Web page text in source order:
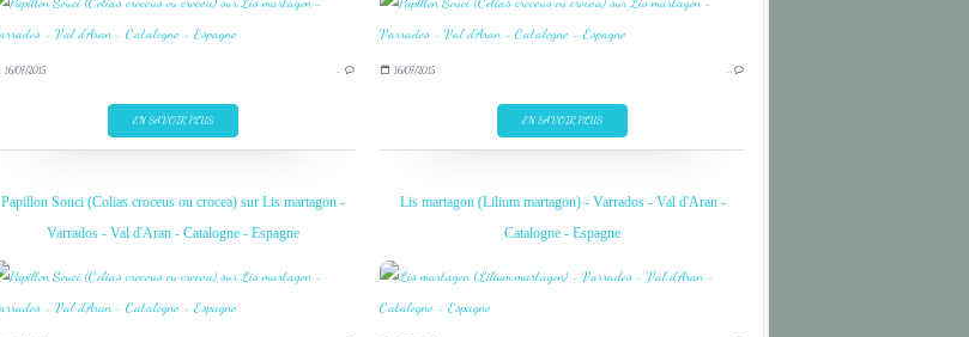
BUTTERFLY
ROSE
16/07/2015 …
EN SAVOIR PLUS
16/07/2015 …
EN SAVOIR PLUS
Papillon Souci (Colias croceus ou crocea) sur Lis martagon -
Varrados - Val d'Aran - Catalogne - Espagne
BUTTERFLY
Lis martagon (Lilium martagon) - Varrados - Val d'Aran -
Catalogne - Espagne